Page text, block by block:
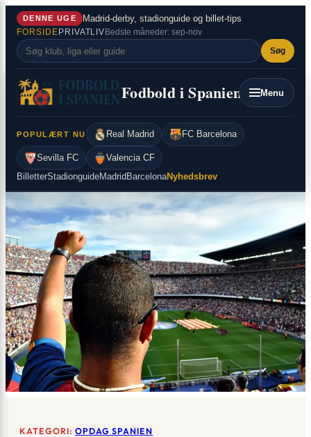
Spring
indhold
DENNE UGE Madrid-derby, stadionguide og billet-tips
FORSIDE PRIVATLIV Bedste måneder: sep-nov
Søg
Fodbold i Spanien Menu
POPULÆRT NU Real Madrid FC Barcelona
Sevilla FC
Valencia CF
BilletterStadionguideMadrid BarcelonaNyhedsbrev
KATEGORI: OPDAG SPANIEN